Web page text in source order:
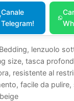
Canale
Telegram!
lenzuolo
size, tasca
resistente al
facile da pulire,